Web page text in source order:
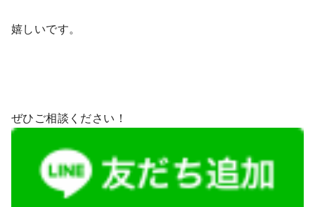
嬉しいです。
ぜひご相談ください！